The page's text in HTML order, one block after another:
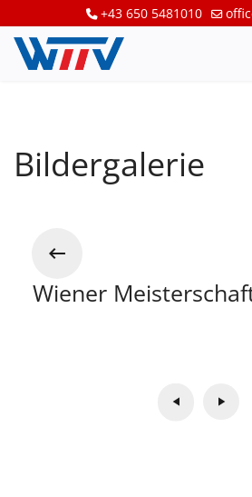
+43 650 5481010
Bildergalerie
Wiener